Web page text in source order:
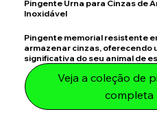
Pingente Urna para Cinzas de
Inoxidável
Pingente memorial resistente
armazenar cinzas, oferecendo
significativa do seu animal de
Veja a coleção de
completa